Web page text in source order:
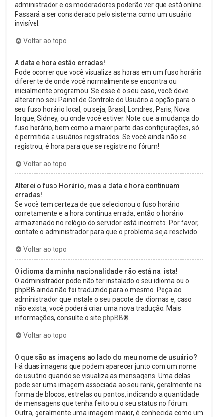
administrador e os moderadores poderão ver que está online.
Passará a ser considerado pelo sistema como um usuário
invisível.
Voltar ao topo
A data e hora estão erradas!
Pode ocorrer que você visualize as horas em um fuso horário
diferente de onde você normalmente se encontra ou
inicialmente programou. Se esse é o seu caso, você deve
alterar no seu Painel de Controle do Usuário a opção para o
seu fuso horário local, ou seja, Brasil, Londres, Paris, Nova
Iorque, Sidney, ou onde você estiver. Note que a mudança do
fuso horário, bem como a maior parte das configurações, só
é permitida a usuários registrados. Se você ainda não se
registrou, é hora para que se registre no fórum!
Voltar ao topo
Alterei o fuso Horário, mas a data e hora continuam
erradas!
Se você tem certeza de que selecionou o fuso horário
corretamente e a hora continua errada, então o horário
armazenado no relógio do servidor está incorreto. Por favor,
contate o administrador para que o problema seja resolvido.
Voltar ao topo
O idioma da minha nacionalidade não está na lista!
O administrador pode não ter instalado o seu idioma ou o
phpBB ainda não foi traduzido para o mesmo. Peça ao
administrador que instale o seu pacote de idiomas e, caso
não exista, você poderá criar uma nova tradução. Mais
informações, consulte o site phpBB®.
Voltar ao topo
O que são as imagens ao lado do meu nome de usuário?
Há duas imagens que podem aparecer junto com um nome
de usuário quando se visualiza as mensagens. Uma delas
pode ser uma imagem associada ao seu rank, geralmente na
forma de blocos, estrelas ou pontos, indicando a quantidade
de mensagens que tenha feito ou o seu status no fórum.
Outra, geralmente uma imagem maior, é conhecida como um